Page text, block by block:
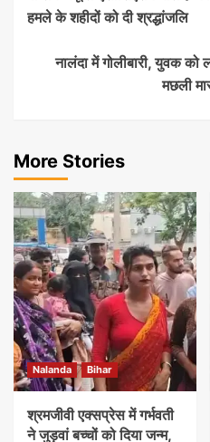
हमले के शहीदों को दी श्रद्धांजलि
नालंदा में गोलीबारी, युवक को
मछली
More Stories
Nalanda Bihar
श्रमजीवी एक्सप्रेस में गर्भवती
ने जुड़वां बच्चों को दिया जन्म,